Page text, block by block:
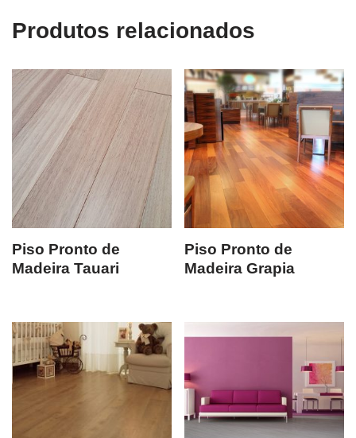
Produtos relacionados
Piso Pronto de
Madeira Tauari
Piso Pronto de
Madeira Grapia